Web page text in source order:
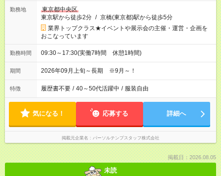
勤務地
東京都中央区
東京駅から徒歩2分 / 京橋(東京都)駅から徒歩5分
業界トップクラス★イベントや展示会の主催・運営・企画を
おこなっています
勤務時間 09:30～17:30(実働7時間 休憩1時間)
期間 2026年09月上旬～長期 ※9月～！
特徴 履歴書不要 / 40～50代活躍中 / 服装自由
気になる！ 応募する 詳細へ
掲載元企業名 パーソルテンプスタッフ株式会社
掲載日：2026.08.05
未読